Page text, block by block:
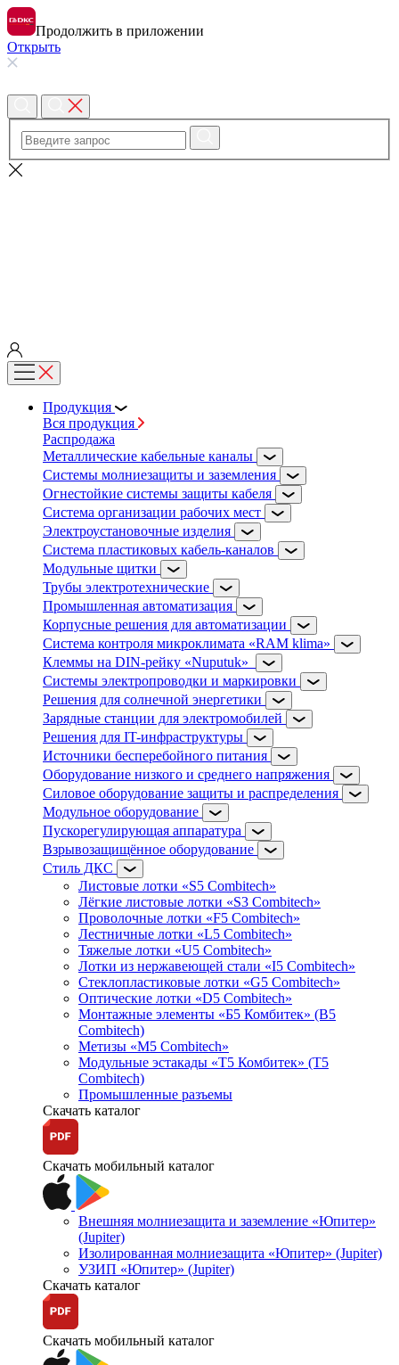
Продолжить в приложении
Открыть
Продукция
Вся продукция
Распродажа
Металлические кабельные каналы
Системы молниезащиты и заземления
Огнестойкие системы защиты кабеля
Система организации рабочих мест
Электроустановочные изделия
Система пластиковых кабель-каналов
Модульные щитки
Трубы электротехнические
Промышленная автоматизация
Корпусные решения для автоматизации
Система контроля микроклимата «RAM klima»
Клеммы на DIN-рейку «Nuputuk»
Системы электропроводки и маркировки
Решения для солнечной энергетики
Зарядные станции для электромобилей
Решения для IT-инфраструктуры
Источники бесперебойного питания
Оборудование низкого и среднего напряжения
Силовое оборудование защиты и распределения
Модульное оборудование
Пускорегулирующая аппаратура
Взрывозащищённое оборудование
Стиль ДКС
Листовые лотки «S5 Combitech»
Лёгкие листовые лотки «S3 Combitech»
Проволочные лотки «F5 Combitech»
Лестничные лотки «L5 Combitech»
Тяжелые лотки «U5 Combitech»
Лотки из нержавеющей стали «I5 Combitech»
Стеклопластиковые лотки «G5 Combitech»
Оптические лотки «D5 Combitech»
Монтажные элементы «Б5 Комбитек» (B5
Combitech)
Метизы «M5 Combitech»
Модульные эстакады «Т5 Комбитек» (T5
Combitech)
Промышленные разъемы
Скачать каталог
Скачать мобильный каталог
Внешняя молниезащита и заземление «Юпитер»
(Jupiter)
Изолированная молниезащита «Юпитер» (Jupiter)
УЗИП «Юпитер» (Jupiter)
Скачать каталог
Скачать мобильный каталог